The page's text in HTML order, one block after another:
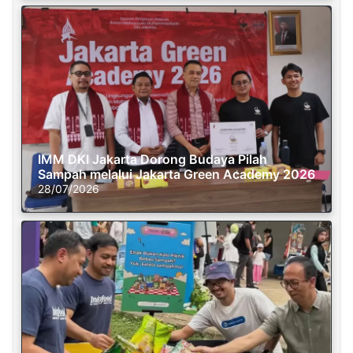
IMM DKI Jakarta Dorong Budaya Pilah
Sampah melalui Jakarta Green Academy 2026
28/07/2026